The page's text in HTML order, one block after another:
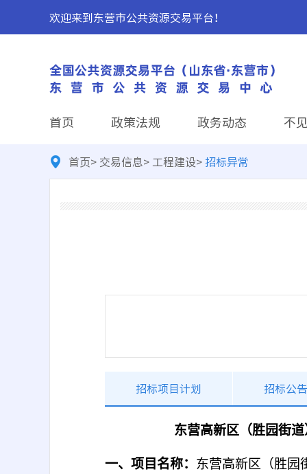
欢迎来到东营市公共资源交易平台！
首页 政策法规 政务动态 不
首页> 交易信息> 工程建设>招标异常
招标项目计划 招标公告
东营高新区（胜园街
一、项目名称： 东营高新区（胜园